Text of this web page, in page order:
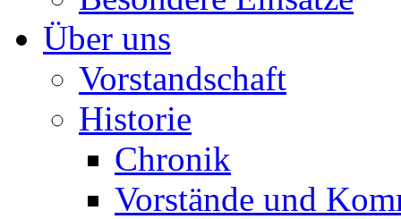
Über uns
Vorstandschaft
Historie
Chronik
Vorstände und